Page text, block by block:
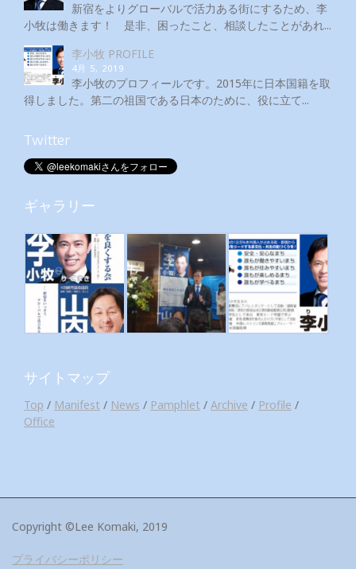
新宿をよりグローバルで活力ある街にするため、李
小牧は働きます！ 是非、困ったこと、相談したことがあれ...
李小牧 PROFILE
4月 5, 2019
李小牧のプロフィールです。2015年に日本国籍を取
得しました。第二の祖国である日本のために、役に立て...
Twitter
ギャラリー
サイトマップ
Top / Manifest / News / Pamphlet / Archive / Profile /
Office
Copyright ©Lee Komaki, 2019
プライバシーポリシー